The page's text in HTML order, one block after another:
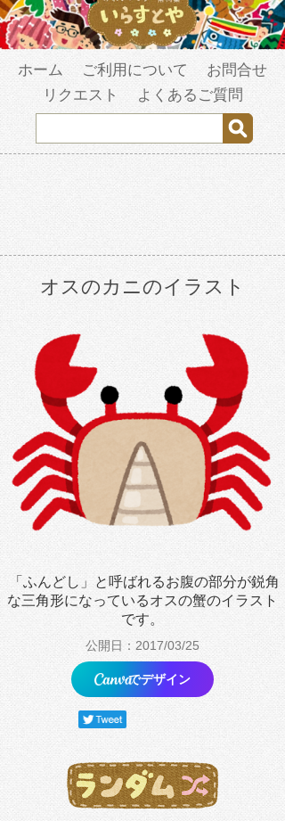
ホーム ご利用について
お問合せ
リクエスト
よくあるご質問
オスのカニのイラスト
「ふんどし」と呼ばれるお腹の部分が鋭角
な三角形になっているオスの蟹のイラスト
です。
公開日：2017/03/25
でデザイン